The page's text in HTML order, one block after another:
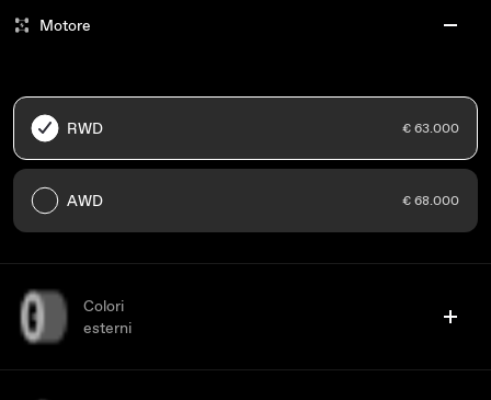
Motore
RWD € 63.000
AWD € 68.000
Colori
esterni